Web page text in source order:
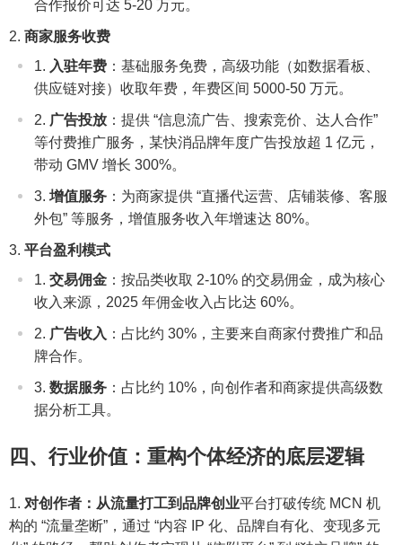
合作报价可达 5-20 万元。
商家服务收费
入驻年费 ：基础服务免费，高级功能（如数据看板、
供应链对接）收取年费，年费区间 5000-50 万元。
广告投放 ：提供 “信息流广告、搜索竞价、达人合作”
等付费推广服务，某快消品牌年度广告投放超 1 亿元，
带动 GMV 增长 300%。
增值服务 ：为商家提供 “直播代运营、店铺装修、客服
外包” 等服务，增值服务收入年增速达 80%。
平台盈利模式
交易佣金 ：按品类收取 2-10% 的交易佣金，成为核心
收入来源，2025 年佣金收入占比达 60%。
广告收入 ：占比约 30%，主要来自商家付费推广和品
牌合作。
数据服务 ：占比约 10%，向创作者和商家提供高级数
据分析工具。
四、行业价值：重构个体经济的底层逻辑
对创作者：从流量打工到品牌创业平台打破传统 MCN 机
构的 “流量垄断”，通过 “内容 IP 化、品牌自有化、变现多元